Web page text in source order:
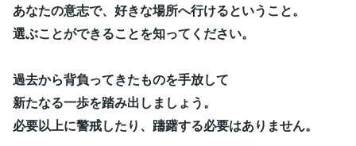
あなたの意志で、好きな場所へ行けるということ。
選ぶことができることを知ってください。
過去から背負ってきたものを手放して
新たなる一歩を踏み出しましょう。
必要以上に警戒したり、躊躇する必要はありません。